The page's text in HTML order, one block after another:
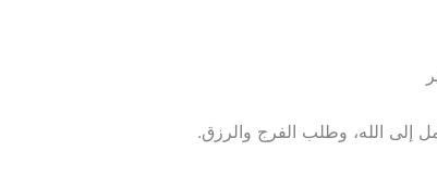
إلى الله، وطلب الفرج والرزق.